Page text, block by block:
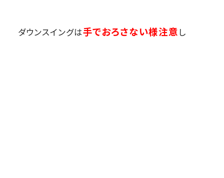
ダウンスイングは手でおろさない様注意 し